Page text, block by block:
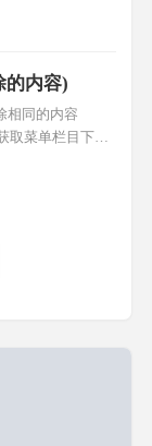
配置文件
的内容)
相同的内容
取菜单栏目下的
分类数据树结构